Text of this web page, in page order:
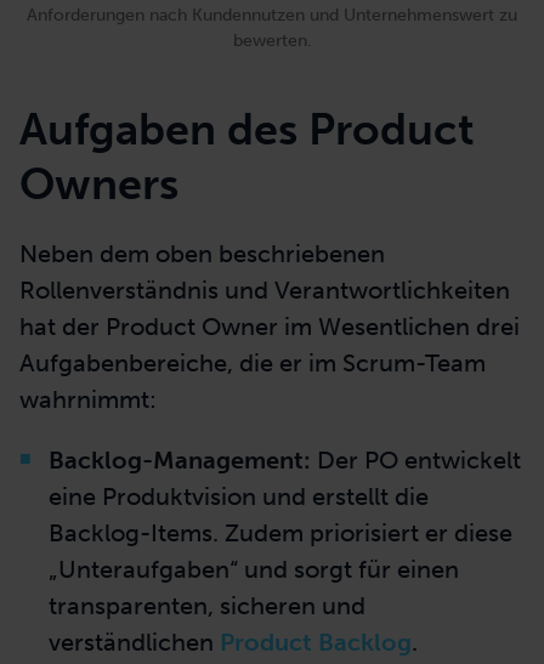
Anforderungen nach Kundennutzen und Unternehmenswert zu
bewerten.
Aufgaben des Product
Neben dem oben beschriebenen
Rollenverständnis und Verantwortlichkeiten
hat der Product Owner im Wesentlichen
Aufgabenbereiche, die er im Scrum-Team
wahrnimmt: